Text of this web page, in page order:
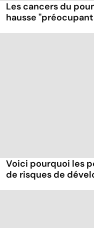
Les cancers du
hausse
Voici pourquoi les
de risques de